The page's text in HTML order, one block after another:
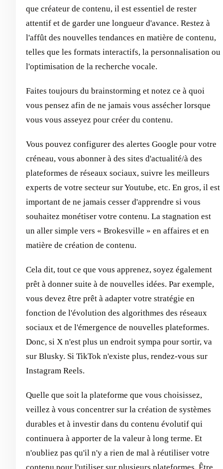
que créateur de contenu, il est essentiel de rester
attentif et de garder une longueur d'avance. Restez à
l'affût des nouvelles tendances en matière de contenu,
telles que les formats interactifs, la personnalisation ou
l'optimisation de la recherche vocale.
Faites toujours du brainstorming et notez ce à quoi
vous pensez afin de ne jamais vous assécher lorsque
vous vous asseyez pour créer du contenu.
Vous pouvez configurer des alertes Google pour votre
créneau, vous abonner à des sites d'actualité/à des
plateformes de réseaux sociaux, suivre les meilleurs
experts de votre secteur sur Youtube, etc. En gros, il est
important de ne jamais cesser d'apprendre si vous
souhaitez monétiser votre contenu. La stagnation est
un aller simple vers « Brokesville » en affaires et en
matière de création de contenu.
Cela dit, tout ce que vous apprenez, soyez également
prêt à donner suite à de nouvelles idées. Par exemple,
vous devez être prêt à adapter votre stratégie en
fonction de l'évolution des algorithmes des réseaux
sociaux et de l'émergence de nouvelles plateformes.
Donc, si X n'est plus un endroit sympa pour sortir, va
sur Blusky. Si TikTok n'existe plus, rendez-vous sur
Instagram Reels.
Quelle que soit la plateforme que vous choisissez,
veillez à vous concentrer sur la création de systèmes
durables et à investir dans du contenu évolutif qui
continuera à apporter de la valeur à long terme. Et
n'oubliez pas qu'il n'y a rien de mal à réutiliser votre